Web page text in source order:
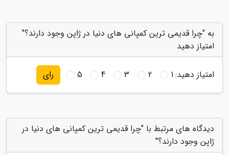
به "چرا قدیمی ترین کمپانی های دنیا در ژاپن وجود دارند؟"
امتیاز دهید
امتیاز دهید:1
2
3
4
5 رای
دیدگاه های مرتبط با "چرا قدیمی ترین کمپانی های دنیا در
ژاپن وجود دارند؟"